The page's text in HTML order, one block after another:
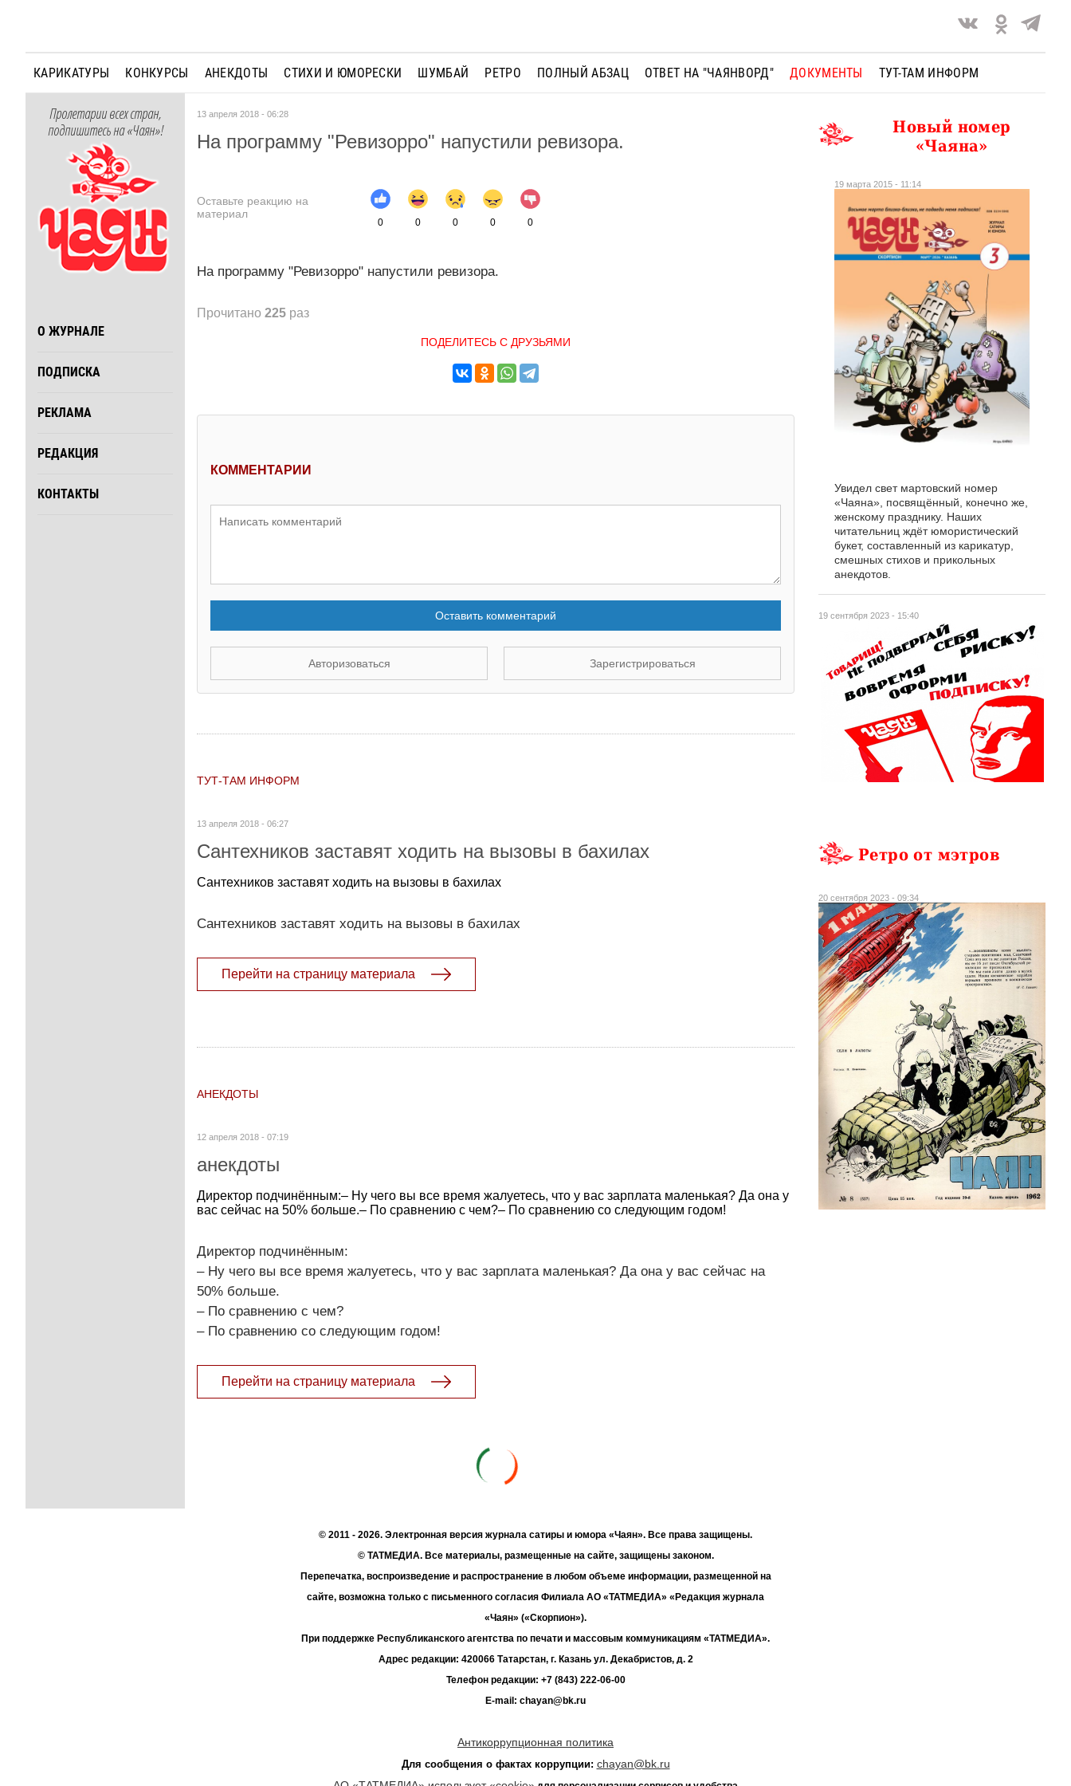
КАРИКАТУРЫ КОНКУРСЫ АНЕКДОТЫ СТИХИ И ЮМОРЕСКИ ШУМБАЙ РЕТРО ПОЛНЫЙ АБЗАЦ ОТВЕТ НА "ЧАЯНВОРД" ДОКУМЕНТЫ ТУТ-ТАМ ИНФОРМ
Пролетарии всех стран,
подпишитесь на «Чаян»!
О ЖУРНАЛЕ
ПОДПИСКА
РЕКЛАМА
РЕДАКЦИЯ
КОНТАКТЫ
13 апреля 2018 - 06:28
На программу "Ревизорро" напустили ревизора.
Оставьте реакцию на
материал
0 0 0 0 0
На программу "Ревизорро" напустили ревизора.
Прочитано 225 раз
ПОДЕЛИТЕСЬ С ДРУЗЬЯМИ
КОММЕНТАРИИ
Оставить комментарий
Авторизоваться Зарегистрироваться
ТУТ-ТАМ ИНФОРМ
13 апреля 2018 - 06:27
Сантехников заставят ходить на вызовы в бахилах
Сантехников заставят ходить на вызовы в бахилах
Сантехников заставят ходить на вызовы в бахилах
Перейти на страницу материала
АНЕКДОТЫ
12 апреля 2018 - 07:19
анекдоты
Директор подчинённым:– Ну чего вы все время жалуетесь, что у вас зарплата маленькая? Да она у
вас сейчас на 50% больше.– По сравнению с чем?– По сравнению со следующим годом!
Директор подчинённым:
– Ну чего вы все время жалуетесь, что у вас зарплата маленькая? Да она у вас сейчас на
50% больше.
– По сравнению с чем?
– По сравнению со следующим годом!
Перейти на страницу материала
19 сентября 2023 - 15:40
Новый номер
«Чаяна»
19 марта 2015 - 11:14
Увидел свет мартовский номер
«Чаяна», посвящённый, конечно же,
женскому празднику. Наших
читательниц ждёт юмористический
букет, составленный из карикатур,
смешных стихов и прикольных
анекдотов.
Ретро от мэтров
20 сентября 2023 - 09:34
© 2011 - 2026. Электронная версия журнала сатиры и юмора «Чаян». Все права защищены.
© ТАТМЕДИА. Все материалы, размещенные на сайте, защищены законом.
Перепечатка, воспроизведение и распространение в любом объеме информации, размещенной на
сайте, возможна только с письменного согласия Филиала АО «ТАТМЕДИА» «Редакция журнала
«Чаян» («Скорпион»).
При поддержке Республиканского агентства по печати и массовым коммуникациям «ТАТМЕДИА».
Адрес редакции: 420066 Татарстан, г. Казань ул. Декабристов, д. 2
Телефон редакции: +7 (843) 222-06-00
E-mail: chayan@bk.ru
Антикоррупционная политика
Для сообщения о фактах коррупции: chayan@bk.ru